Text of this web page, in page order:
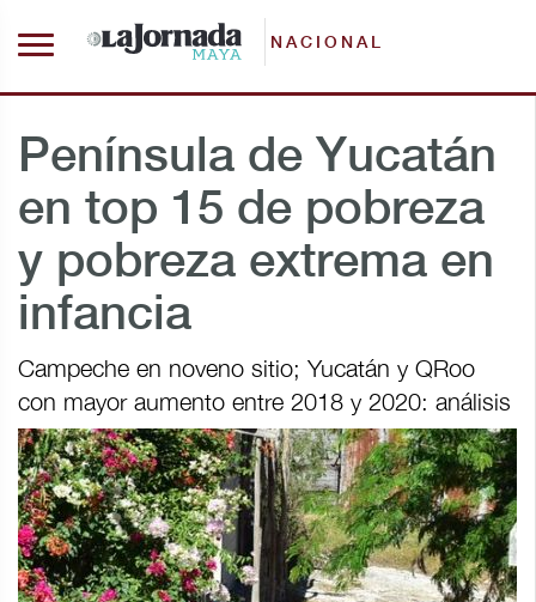
NACIONAL
Península de Yucatán
en top 15 de pobreza
y pobreza extrema en
infancia
Campeche en noveno sitio; Yucatán y QRoo
con mayor aumento entre 2018 y 2020: análisis